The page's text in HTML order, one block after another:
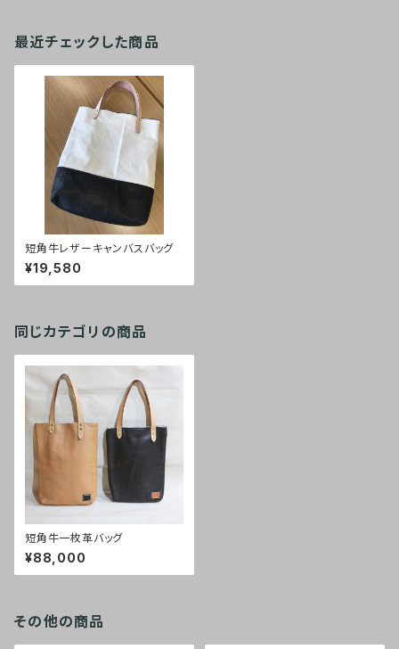
最近チェックした商品
短角牛レザーキャンバスバッグ
¥19,580
同じカテゴリの商品
短角牛一枚革バッグ
¥88,000
その他の商品